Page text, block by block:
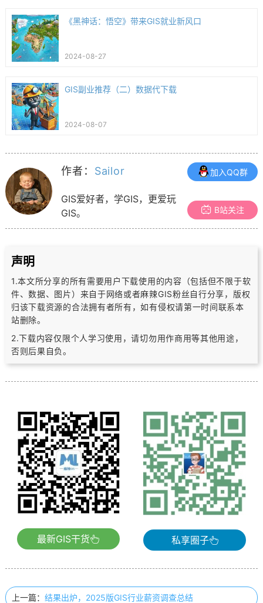
《黑神话：悟空》带来GIS就业新风口
2024-08-27
GIS副业推荐（二）数据代下载
2024-08-07
作者： Sailor
GIS爱好者，学GIS，更爱玩
GIS。
加入QQ群
B站关注
声明
1.本文所分享的所有需要用户下载使用的内容（包括但不限于软
件、数据、图片） 来自于网络或者麻辣GIS粉丝自行分享，版权
归该下载资源的合法拥有者所有，如有侵权请第一时间联系本
站删除。
2.下载内容仅限个人学习使用，请切勿用作商用等其他用途，
否则后果自负。
最新GIS干货 私享圈子
上一篇： 结果出炉，2025版GIS行业薪资调查总结